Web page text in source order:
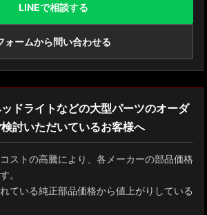
LINEで相談する
ォームから問い合わせる
ドライトなどの大型パーツのオーダ
討いただいているお客様へ
ストの高騰により、各メーカーの部品価格
。
ている純正部品価格から値上がりしている